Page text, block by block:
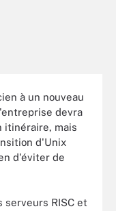
à un nouveau
devra
itinéraire, mais
d'Unix
d'éviter de
RISC et